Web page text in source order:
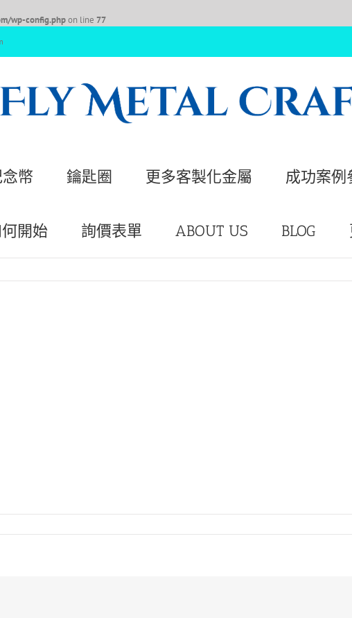
wp-config.phpon line 77
幣 鑰匙圈 更多客製化金屬 成功案例
開始 詢價表單 ABOUT US BLOG